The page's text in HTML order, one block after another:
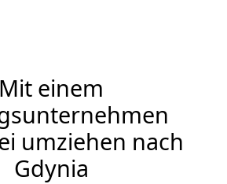
Mit einem
umziehen nach
Gdynia